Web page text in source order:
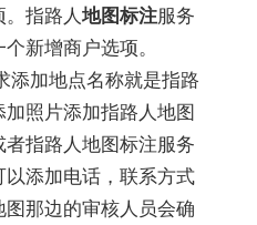
指路人地图标注服务
新增商户选项。
添加地点名称就是指路
照片添加指路人地图
指路人地图标注服务
添加电话，联系方式
那边的审核人员会确